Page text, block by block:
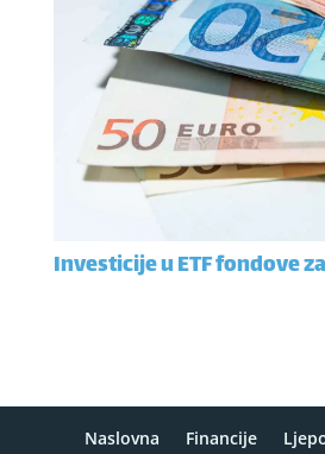
Investicije u ETF fondove
Naslovna Financije